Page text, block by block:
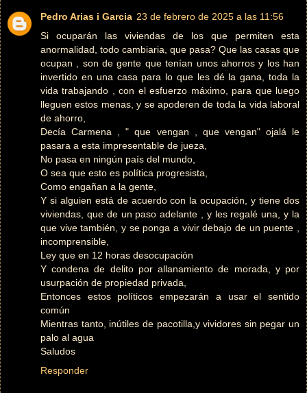
Pedro Arias i Garcia 23 de febrero de 2025 a las 11:56
Si ocuparán las viviendas de los que permiten esta
anormalidad, todo cambiaria, que pasa? Que las casas que
ocupan , son de gente que tenían unos ahorros y los han
invertido en una casa para lo que les dé la gana, toda la
vida trabajando , con el esfuerzo máximo, para que luego
lleguen estos menas, y se apoderen de toda la vida laboral
de ahorro,
Decía Carmena , " que vengan , que vengan" ojalá le
pasara a esta impresentable de jueza,
No pasa en ningún país del mundo,
O sea que esto es política progresista,
Como engañan a la gente,
Y si alguien está de acuerdo con la ocupación, y tiene dos
viviendas, que de un paso adelante , y les regalé una, y la
que vive también, y se ponga a vivir debajo de un puente ,
incomprensible,
Ley que en 12 horas desocupación
Y condena de delito por allanamiento de morada, y por
usurpación de propiedad privada,
Entonces estos políticos empezarán a usar el sentido
común
Mientras tanto, inútiles de pacotilla,y vividores sin pegar un
palo al agua
Saludos
Responder